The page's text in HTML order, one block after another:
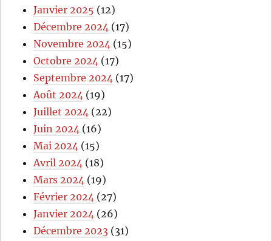
Janvier 2025 (12)
Décembre 2024 (17)
Novembre 2024 (15)
Octobre 2024 (17)
Septembre 2024 (17)
Août 2024 (19)
Juillet 2024 (22)
Juin 2024 (16)
Mai 2024 (15)
Avril 2024 (18)
Mars 2024 (19)
Février 2024 (27)
Janvier 2024 (26)
Décembre 2023 (31)